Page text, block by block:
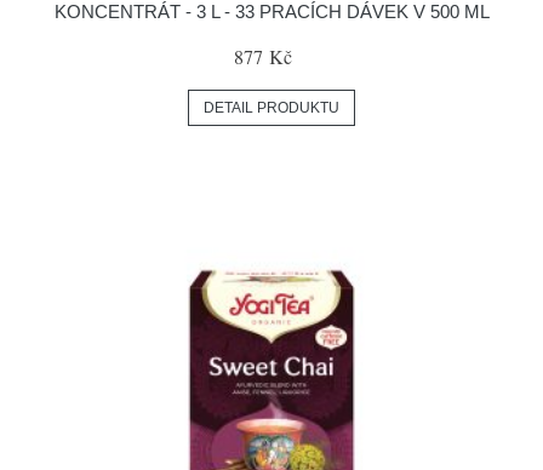
KONCENTRÁT - 3 L - 33 PRACÍCH DÁVEK V 500 ML
877 Kč
DETAIL PRODUKTU